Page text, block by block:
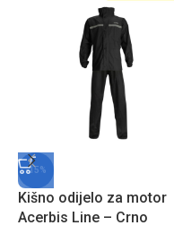
-15%
Kišno odijelo za motor
Acerbis Line – Crno